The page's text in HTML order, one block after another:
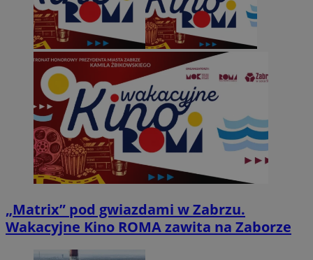
„Matrix” pod gwiazdami w Zabrzu.
Wakacyjne Kino ROMA zawita na Zaborze